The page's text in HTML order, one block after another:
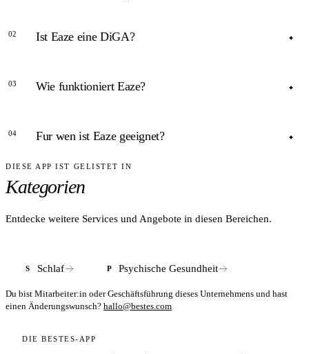
02 Ist Eaze eine DiGA?
Eaze ist kein vom BfArM als DiGA zugelassenes Produkt
Krankenkassen fur Teilerstattungen.
03 Wie funktioniert Eaze?
Nach einem Fragebogen erhalten Nutzerinnen einen
Programm umfasst wochentliche KVT-I-Techniken, taglichen
Chat-Kontakt, Live-Meditationseinheiten und Schlafdaten-
04 Fur wen ist Eaze geeignet?
ANTWORT
Eaze richtet sich an Erwachsene mit Ein- oder
Methode suchen. KVT-I ist die leitliniengerechte
Abklarung erfolgen.
DIESE APP IST GELISTET IN
Kategorien
Entdecke weitere Services und Angebote in diesen Bereichen.
S Schlaf P Psychische Gesundheit
Du bist Mitarbeiter:in oder Geschäftsführung dieses Unternehmens und hast
einen Änderungswunsch? hallo@bestes.com
DIE BESTES-APP